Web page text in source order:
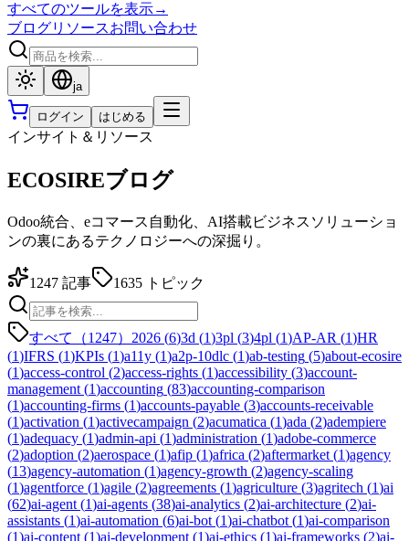
すべてのツールを表示→
ブログリソースお問い合わせ
ja
ログイン はじめる
インサイト＆リソース
ECOSIREブログ
Odoo統合、eコマース自動化、AI搭載ビジネスソリューショ
ンの裏にあるテクノロジーへの深掘り。
1247 記事 1635 トピック
すべて（1247） 2026 (6)3d (1)3pl (3)4pl (1)AP-AR (1)HR
(1)IFRS (1)KPIs (1)a11y (1)a2p-10dlc (1)ab-testing (5)about-ecosire
(1)access-control (2)access-rights (1)accessibility (3)account-
management (1)accounting (83)accounting-comparison
(1)accounting-firms (1)accounts-payable (3)accounts-receivable
(1)activation (1)activecampaign (2)acumatica (1)ada (2)adempiere
(1)adequacy (1)admin-api (1)administration (1)adobe-commerce
(2)adoption (2)aerospace (1)afip (1)africa (2)aftermarket (1)agency
(13)agency-automation (1)agency-growth (2)agency-scaling
(1)agentforce (1)agile (2)agreements (1)agriculture (3)agritech (1)ai
(62)ai-agent (1)ai-agents (38)ai-analytics (2)ai-architecture (2)ai-
assistants (1)ai-automation (6)ai-bot (1)ai-chatbot (1)ai-comparison
(1)ai-content (1)ai-development (1)ai-ethics (1)ai-frameworks (2)ai-